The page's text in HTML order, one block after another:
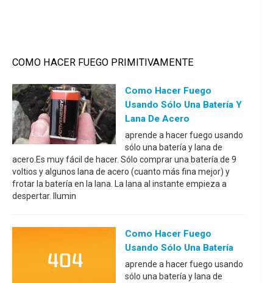
COMO HACER FUEGO PRIMITIVAMENTE
Como Hacer Fuego
Usando Sólo Una Batería Y
Lana De Acero
aprende a hacer fuego usando
sólo una batería y lana de
acero.Es muy fácil de hacer. Sólo comprar una batería de 9
voltios y algunos lana de acero (cuanto más fina mejor) y
frotar la batería en la lana. La lana al instante empieza a
despertar. Ilumin
Como Hacer Fuego
Usando Sólo Una Batería
aprende a hacer fuego usando
sólo una batería y lana de